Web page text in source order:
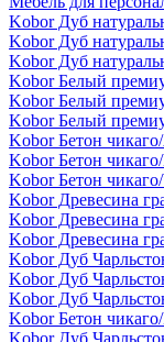
Kobor Дуб
Kobor Дуб
Kobor Дуб
Kobor Белый
Kobor Белый
Kobor Белый
Kobor Бетон
Kobor Бетон
Kobor Бетон
Kobor Древесина
Kobor Древесина
Kobor Древесина
Kobor Дуб
Kobor Дуб
Kobor Дуб
Kobor Бетон
Kobor Дуб